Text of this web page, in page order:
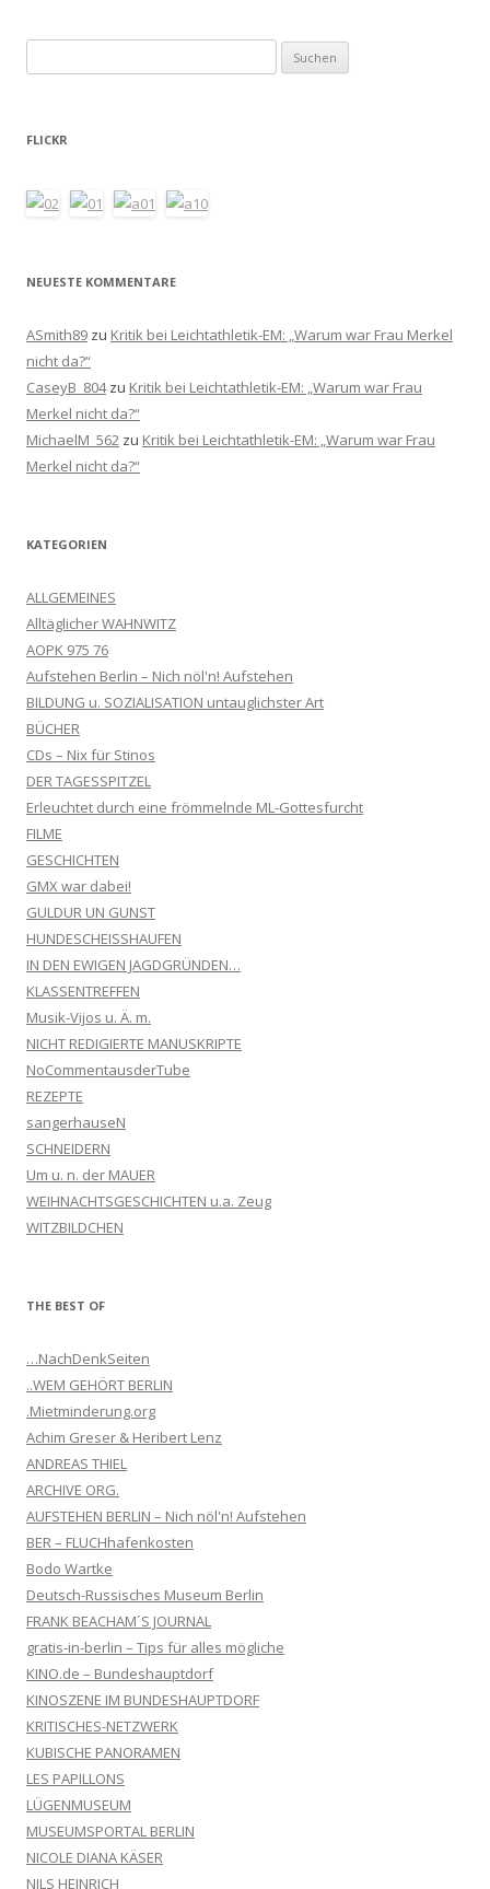
nach:
FLICKR
NEUESTE KOMMENTARE
ASmith89 zu Kritik bei Leichtathletik-EM: „Warum war Frau Merkel
nicht da?“
CaseyB_804zu Kritik bei Leichtathletik-EM: „Warum war Frau
Merkel nicht da?“
MichaelM_562 zu Kritik bei Leichtathletik-EM: „Warum war Frau
Merkel nicht da?“
KATEGORIEN
ALLGEMEINES
Alltäglicher WAHNWITZ
AOPK 975 76
Aufstehen Berlin – Nich nöl'n! Aufstehen
BILDUNG u. SOZIALISATION untauglichster Art
BÜCHER
CDs – Nix für Stinos
DER TAGESSPITZEL
Erleuchtet durch eine frömmelnde ML-Gottesfurcht
FILME
GESCHICHTEN
GMX war dabei!
GULDUR UN GUNST
HUNDESCHEISSHAUFEN
IN DEN EWIGEN JAGDGRÜNDEN…
KLASSENTREFFEN
Musik-Vijos u. Ä. m.
NICHT REDIGIERTE MANUSKRIPTE
NoCommentausderTube
REZEPTE
sangerhauseN
SCHNEIDERN
Um u. n. der MAUER
WEIHNACHTSGESCHICHTEN u.a. Zeug
WITZBILDCHEN
THE BEST OF
…NachDenkSeiten
..WEM GEHÖRT BERLIN
.Mietminderung.org
Achim Greser & Heribert Lenz
ANDREAS THIEL
ARCHIVE ORG.
AUFSTEHEN BERLIN – Nich nöl'n! Aufstehen
BER – FLUCHhafenkosten
Bodo Wartke
Deutsch-Russisches Museum Berlin
FRANK BEACHAM´S JOURNAL
gratis-in-berlin – Tips für alles mögliche
KINO.de – Bundeshauptdorf
KINOSZENE IM BUNDESHAUPTDORF
KRITISCHES-NETZWERK
KUBISCHE PANORAMEN
LES PAPILLONS
LÜGENMUSEUM
MUSEUMSPORTAL BERLIN
NICOLE DIANA KÄSER
NILS HEINRICH